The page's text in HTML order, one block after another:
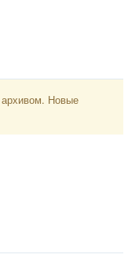
архивом. Новые